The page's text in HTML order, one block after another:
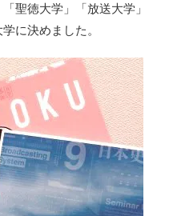
聖徳大学」「放送大学」
に決めました。